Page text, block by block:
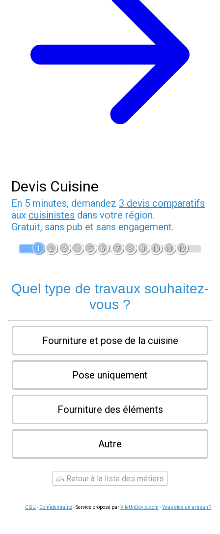
Devis Cuisine
En 5 minutes, demandez 3 devis comparatifs
aux cuisinistes dans votre région.
Gratuit, sans pub et sans engagement.
1 2 3 4 5 6 7 8 9 10 11 12
Quel type de travaux souhaitez-
vous ?
Fourniture et pose de la cuisine
Pose uniquement
Fourniture des éléments
Autre
Retour à la liste des métiers
CGU - Confidentialité- Service proposé parViteUnDevis.com -Vous êtes un artisan ?